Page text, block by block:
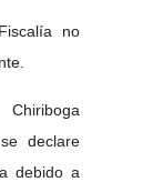
no
declare
debido a